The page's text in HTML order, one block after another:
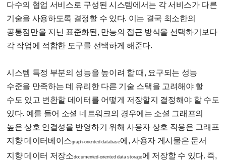
다수의 협업 서비스로 구성된 시스템에서는 각 서비스가 다른
기술을 사용하도록 결정할 수 있다. 이는 결국 최소한의
공통점만을 지닌 표준화된, 만능의 접근 방식을 선택하기보다
각 작업에 적합한 도구를 선택하게 해준다.
시스템 특정 부분의 성능을 높이려 할 때, 요구되는 성능
수준을 만족하는 데 유리한 다른 기술 스택을 고려해야 할
수도 있고 변환할 데이터를 어떻게 저장할지 결정해야 할 수도
있다. 예를 들어 소셜 네트워크의 경우에는 소셜 그래프의
높은 상호 연결성을 반영하기 위해 사용자 상호 작용은 그래프
지향 데이터베이스graph-oriented database에, 사용자 게시물은 문서
지향 데이터 저장소documented-oriented data storage에 저장할 수 있다. 즉,